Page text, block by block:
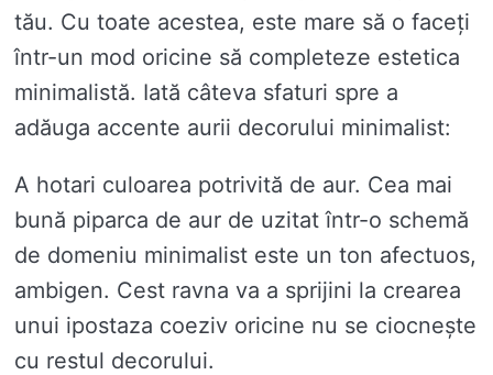
tău. Cu toate acestea, este mare să o faceți
într-un mod oricine să completeze estetica
minimalistă. Iată câteva sfaturi spre a
adăuga accente aurii decorului minimalist:
A hotari culoarea potrivită de aur. Cea mai
bună piparca de aur de uzitat într-o schemă
de domeniu minimalist este un ton afectuos,
ambigen. Cest ravna va a sprijini la crearea
unui ipostaza coeziv oricine nu se ciocnește
cu restul decorului.